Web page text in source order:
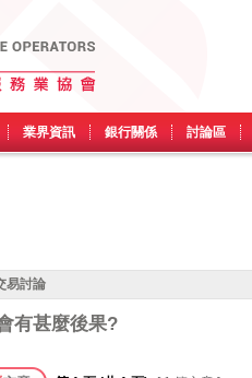
業界資訊 銀行關係 討論區
易討論
有甚麼後果?